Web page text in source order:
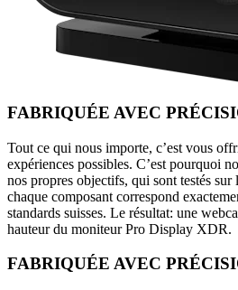
FABRIQUÉE AVEC
Tout ce qui nous importe, c’est vous
expériences possibles. C’est pourquoi
nos propres objectifs, qui sont testés sur
chaque composant correspond
standards suisses. Le résultat: une
hauteur du moniteur Pro Display XDR.
FABRIQUÉE AVEC